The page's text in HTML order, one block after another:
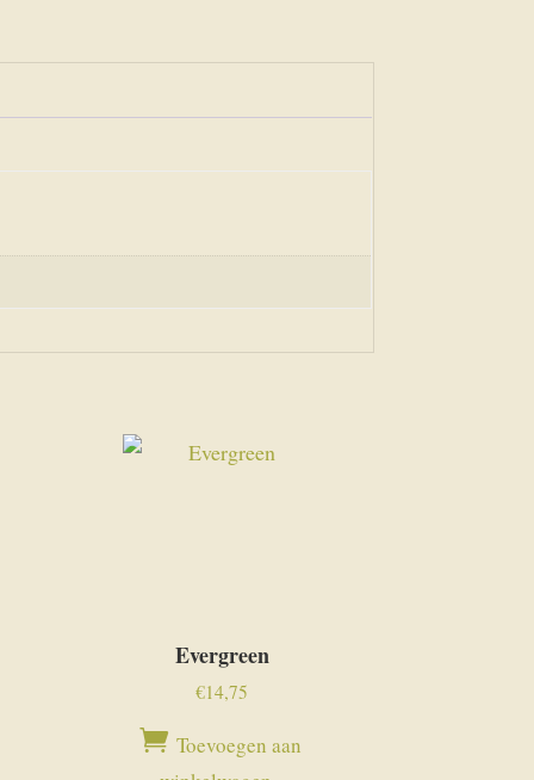
Evergreen
€14,75
Toevoegen aan